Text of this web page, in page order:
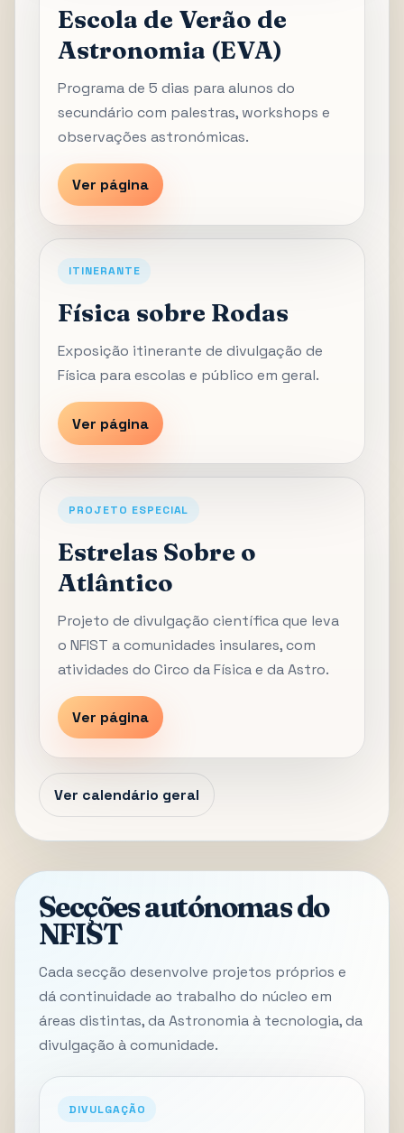
Escola de Verão de
Astronomia (EVA)
Programa de 5 dias para alunos do
secundário com palestras, workshops e
observações astronómicas.
Ver página
ITINERANTE
Física sobre Rodas
Exposição itinerante de divulgação de
Física para escolas e público em geral.
Ver página
PROJETO ESPECIAL
Estrelas Sobre o
Atlântico
Projeto de divulgação científica que leva
o NFIST a comunidades insulares, com
atividades do Circo da Física e da Astro.
Ver página
Ver calendário geral
Secções autónomas do
NFIST
Cada secção desenvolve projetos próprios e
dá continuidade ao trabalho do núcleo em
áreas distintas, da Astronomia à tecnologia, da
divulgação à comunidade.
DIVULGAÇÃO